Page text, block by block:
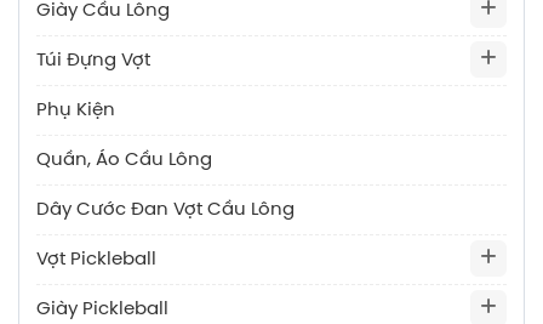
Giày Cầu Lông
Túi Đựng Vợt
Phụ Kiện
Quần, Áo Cầu Lông
Dây Cước Đan Vợt Cầu Lông
Vợt Pickleball
Giày Pickleball